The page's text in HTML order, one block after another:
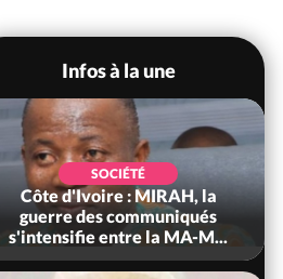
Infos à la une
SOCIÉTÉ
Côte d'Ivoire : MIRAH, la
guerre des communiqués
s'intensifie entre la MA-M...